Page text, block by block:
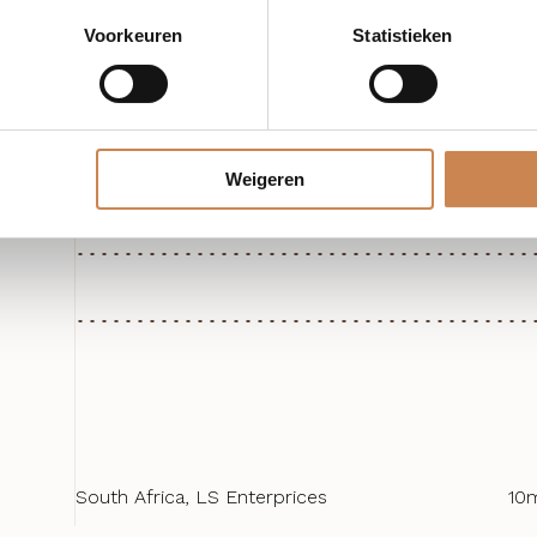
Voorkeuren Statistieken
Weigeren
South Africa, LS Enterprices